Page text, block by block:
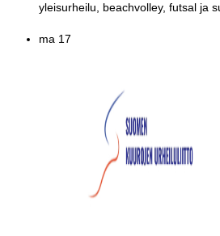
yleisurheilu, beachvolley, futsal ja
ma 17